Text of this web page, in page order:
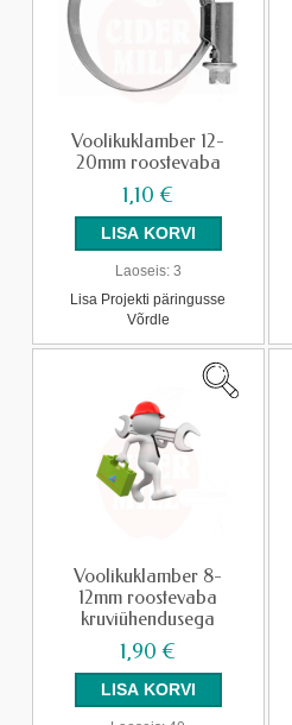
Voolikuklamber 12-
20mm roostevaba
1,10 €
Laoseis:3
Lisa Projekti päringusse
Võrdle
Voolikuklamber 8-
12mm roostevaba
kruviühendusega
1,90 €